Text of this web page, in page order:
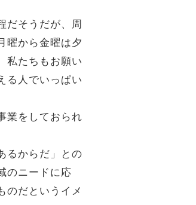
だそうだが、周
曜から金曜は夕
私たちもお願い
る人でいっぱい
業をしておられ
るからだ」との
のニードに応
のだというイメ